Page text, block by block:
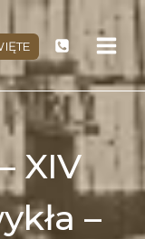
XIV
–